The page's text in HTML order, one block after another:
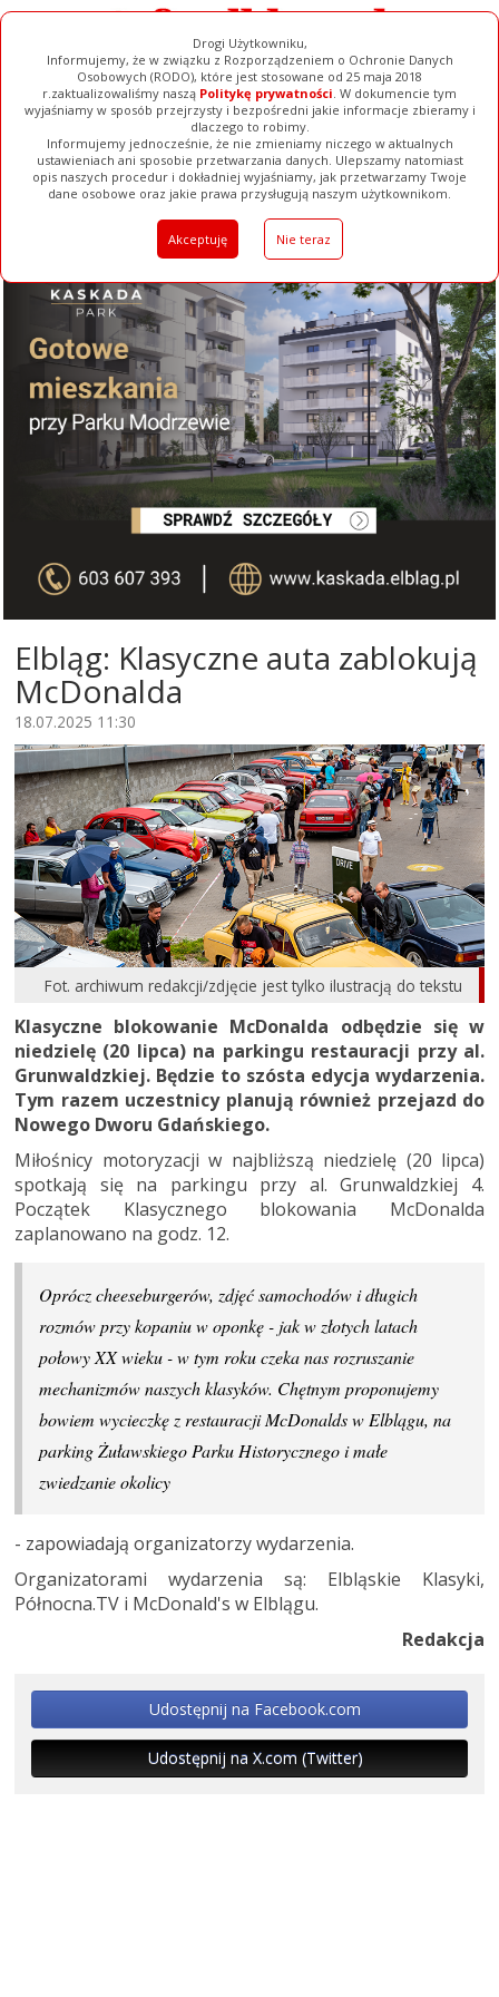
Drogi Użytkowniku,
Informujemy, że w związku z Rozporządzeniem o Ochronie Danych
Osobowych (RODO), które jest stosowane od 25 maja 2018
r.zaktualizowaliśmy naszą Politykę prywatności. W dokumencie tym
wyjaśniamy w sposób przejrzysty i bezpośredni jakie informacje zbieramy i
dlaczego to robimy.
Informujemy jednocześnie, że nie zmieniamy niczego w aktualnych
ustawieniach ani sposobie przetwarzania danych. Ulepszamy natomiast
opis naszych procedur i dokładniej wyjaśniamy, jak przetwarzamy Twoje
dane osobowe oraz jakie prawa przysługują naszym użytkownikom.
Akceptuję Nie teraz
Ogłoszenia Filmy Galerie Baza Firm Pełna Wersja
Elbląg: Klasyczne auta zablokują
McDonalda
18.07.2025 11:30
Fot. archiwum redakcji/zdjęcie jest tylko ilustracją do tekstu
Klasyczne blokowanie McDonalda odbędzie się w
niedzielę (20 lipca) na parkingu restauracji przy al.
Grunwaldzkiej. Będzie to szósta edycja wydarzenia.
Tym razem uczestnicy planują również przejazd do
Nowego Dworu Gdańskiego.
Miłośnicy motoryzacji w najbliższą niedzielę (20 lipca)
spotkają się na parkingu przy al. Grunwaldzkiej 4.
Początek Klasycznego blokowania McDonalda
zaplanowano na godz. 12.
Oprócz cheeseburgerów, zdjęć samochodów i długich
rozmów przy kopaniu w oponkę - jak w złotych latach
połowy XX wieku - w tym roku czeka nas rozruszanie
mechanizmów naszych klasyków. Chętnym proponujemy
bowiem wycieczkę z restauracji McDonalds w Elblągu, na
parking Żuławskiego Parku Historycznego i małe
zwiedzanie okolicy
- zapowiadają organizatorzy wydarzenia.
Organizatorami wydarzenia są: Elbląskie Klasyki,
Północna.TV i McDonald's w Elblągu.
Redakcja
Udostępnij na Facebook.com
Udostępnij na X.com (Twitter)